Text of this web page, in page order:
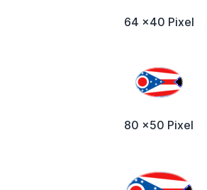
64 x40 Pixel
80 x50 Pixel